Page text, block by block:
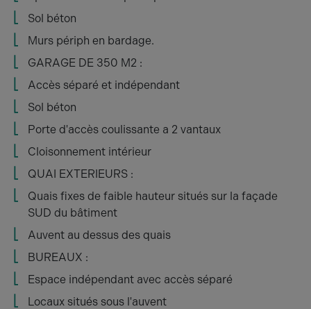
Sol béton
Murs périph en bardage.
GARAGE DE 350 M2 :
Accès séparé et indépendant
Sol béton
Porte d'accès coulissante a 2 vantaux
Cloisonnement intérieur
QUAI EXTERIEURS :
Quais fixes de faible hauteur situés sur la façade
SUD du bâtiment
Auvent au dessus des quais
BUREAUX :
Espace indépendant avec accès séparé
Locaux situés sous l'auvent